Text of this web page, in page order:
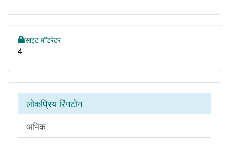
साइट मॉडरेटर
4
लोकप्रिय रिंगटोन
अभिक